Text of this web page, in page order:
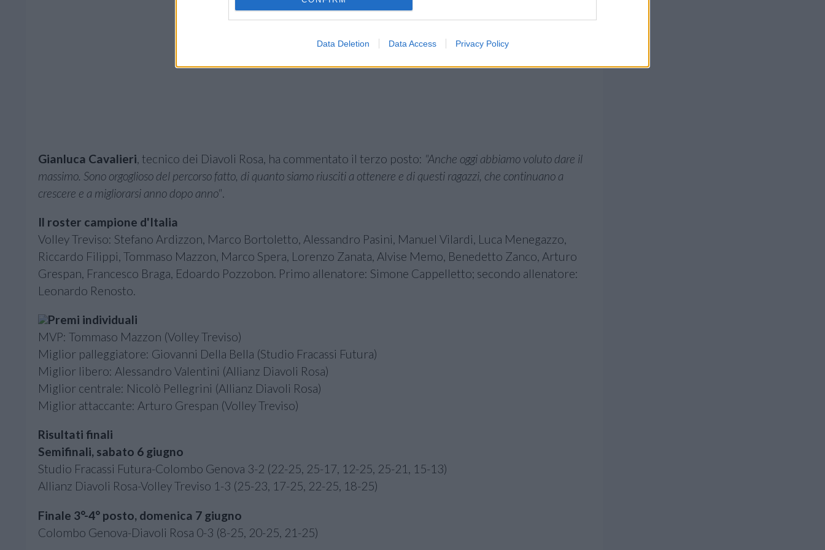
Data Deletion Data Access Privacy Policy
Gianluca Cavalieri, tecnico dei Diavoli Rosa, ha commentato il terzo posto: "Anche oggi abbiamo voluto dare il
massimo. Sono orgoglioso del percorso fatto, di quanto siamo riusciti a ottenere e di questi ragazzi, che continuano a
crescere e a migliorarsi anno dopo anno".
Il roster campione d'Italia
Volley Treviso: Stefano Ardizzon, Marco Bortoletto, Alessandro Pasini, Manuel Vilardi, Luca Menegazzo,
Riccardo Filippi, Tommaso Mazzon, Marco Spera, Lorenzo Zanata, Alvise Memo, Benedetto Zanco, Arturo
Grespan, Francesco Braga, Edoardo Pozzobon. Primo allenatore: Simone Cappelletto; secondo allenatore:
Leonardo Renosto.
Premi individuali
MVP: Tommaso Mazzon (Volley Treviso)
Miglior palleggiatore: Giovanni Della Bella (Studio Fracassi Futura)
Miglior libero: Alessandro Valentini (Allianz Diavoli Rosa)
Miglior centrale: Nicolò Pellegrini (Allianz Diavoli Rosa)
Miglior attaccante: Arturo Grespan (Volley Treviso)
Risultati finali
Semifinali, sabato 6 giugno
Studio Fracassi Futura-Colombo Genova 3-2 (22-25, 25-17, 12-25, 25-21, 15-13)
Allianz Diavoli Rosa-Volley Treviso 1-3 (25-23, 17-25, 22-25, 18-25)
Finale 3°-4° posto, domenica 7 giugno
Colombo Genova-Diavoli Rosa 0-3 (8-25, 20-25, 21-25)